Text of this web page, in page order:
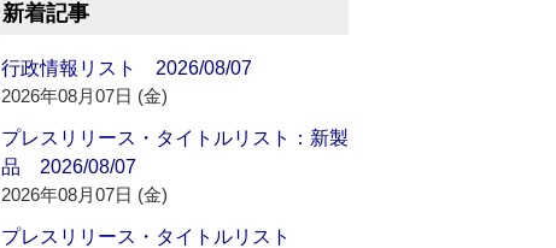
新着記事
行政情報リスト 2026/08/07
2026年08月07日 (金)
プレスリリース・タイトルリスト：新製
品 2026/08/07
2026年08月07日 (金)
プレスリリース・タイトルリスト